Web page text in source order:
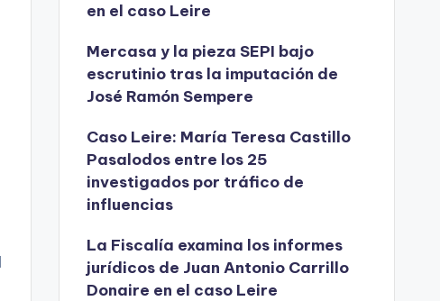
en el caso Leire
Mercasa y la pieza SEPI bajo
escrutinio tras la imputación de
José Ramón Sempere
Caso Leire: María Teresa Castillo
Pasalodos entre los 25
investigados por tráfico de
influencias
La Fiscalía examina los informes
jurídicos de Juan Antonio Carrillo
Donaire en el caso Leire